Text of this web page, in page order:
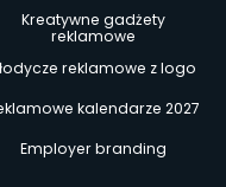
Kreatywne gadżety
reklamowe
reklamowe z logo
kalendarze 2027
Employer branding